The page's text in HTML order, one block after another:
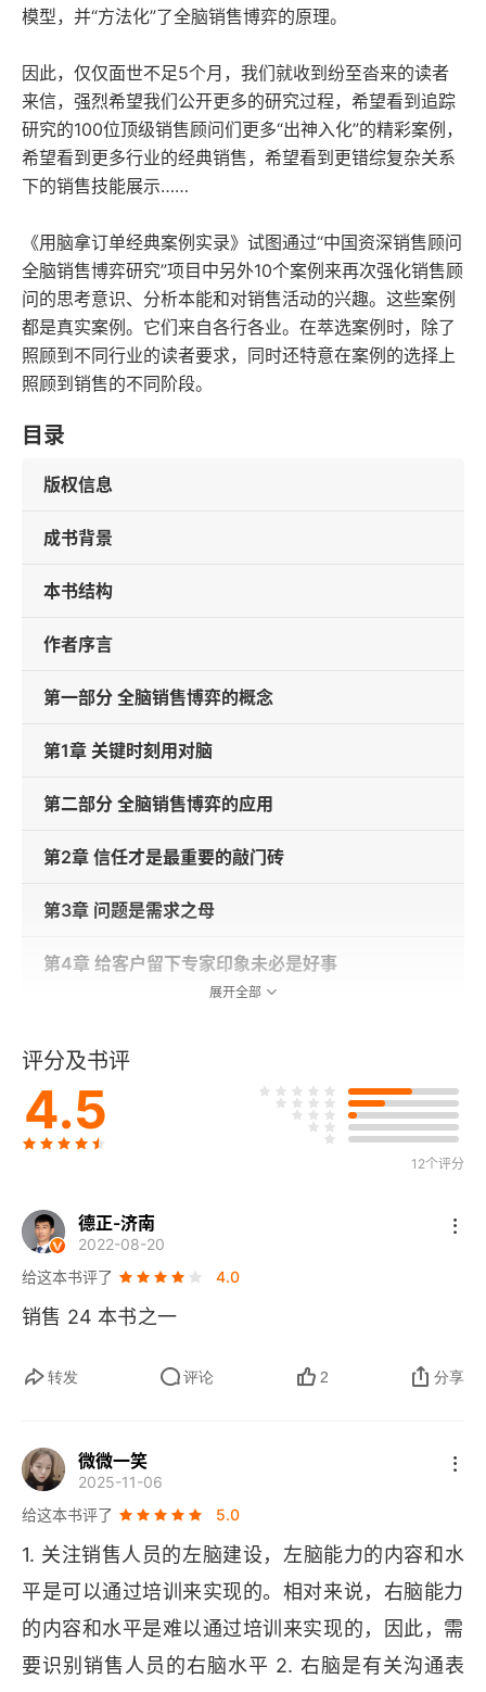
模型，并“方法化”了全脑销售博弈的原理。
因此，仅仅面世不足5个月，我们就收到纷至沓来的读者
来信，强烈希望我们公开更多的研究过程，希望看到追踪
研究的100位顶级销售顾问们更多“出神入化”的精彩案例，
希望看到更多行业的经典销售，希望看到更错综复杂关系
下的销售技能展示……
《用脑拿订单经典案例实录》试图通过“中国资深销售顾问
全脑销售博弈研究”项目中另外10个案例来再次强化销售顾
问的思考意识、分析本能和对销售活动的兴趣。这些案例
都是真实案例。它们来自各行各业。在萃选案例时，除了
照顾到不同行业的读者要求，同时还特意在案例的选择上
照顾到销售的不同阶段。
目录
版权信息
成书背景
本书结构
作者序言
第一部分 全脑销售博弈的概念
第1章 关键时刻用对脑
第二部分 全脑销售博弈的应用
第2章 信任才是最重要的敲门砖
第3章 问题是需求之母
第4章 给客户留下专家印象未必是好事
第6章 异议的发源与控制
第7章 销售后期的右脑博弈
第三部分 左右脑博弈能力的培养
第9章 全脑销售博弈的右脑开发技术
第11章 全脑销售博弈中的右脑能力
第12章 全脑销售博弈中的左脑能力
第四部分 大客户销售中的全脑运用
第13章 大客户销售中的全脑销售博弈
后记
附录 失败销售的12条歧途
展开全部
评分及书评
4.5
12个评分
德正-济南
2022-08-20
给这本书评了
4.0
销售 24 本书之一
转发 评论 2 分享
微微一笑
2025-11-06
给这本书评了
5.0
1. 关注销售人员的左脑建设，左脑能力的内容和水
平是可以通过培训来实现的。相对来说，右脑能力
的内容和水平是难以通过培训来实现的，因此，需
要识别销售人员的右脑水平 2. 右脑是有关沟通表